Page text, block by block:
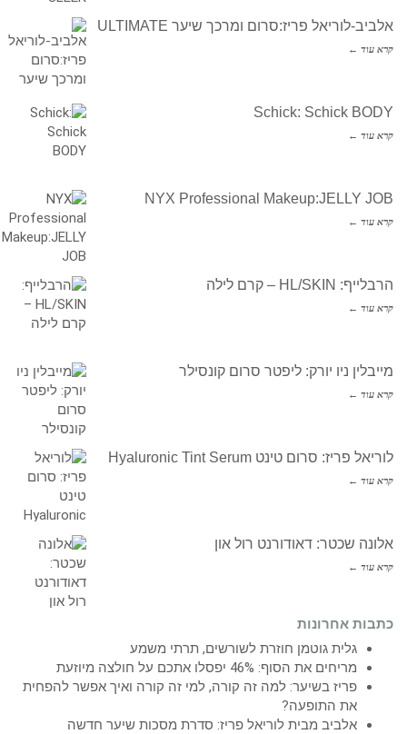
אלביב-לוריאל פריז:סרום ומרכך שיער ULTIMATE
קרא עוד ←
Schick: Schick BODY
קרא עוד ←
NYX Professional Makeup:JELLY JOB
קרא עוד ←
הרבלייף: HL/SKIN – קרם לילה
קרא עוד ←
מייבלין ניו יורק: ליפטר סרום קונסילר
קרא עוד ←
לוריאל פריז: סרום טינט Hyaluronic Tint Serum
קרא עוד ←
אלונה שכטר: דאודורנט רול און
קרא עוד ←
כתבות אחרונות
גלית גוטמן חוזרת לשורשים, תרתי משמע
מריחים את הסוף: 46% יפסלו אתכם על חולצה מיוזעת
פריז בשיער: למה זה קורה, למי זה קורה ואיך אפשר להפחית
את התופעה?
אלביב מבית לוריאל פריז: סדרת מסכות שיער חדשה